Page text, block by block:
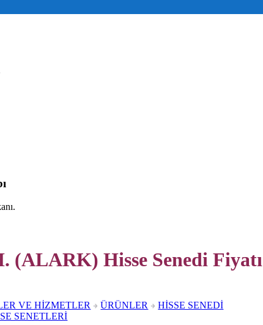
(ALARK) Hisse SenediFiyatı
VE HİZMETLER ÜRÜNLER
HİSSE SENEDİ
SENETLERİ